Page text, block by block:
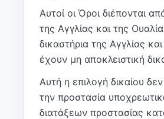
Αυτοί οι Όροι διέπονται
της Αγγλίας και της
δικαστήρια της Αγγλίας
έχουν μη αποκλειστική
Αυτή η επιλογή δικαίου
την προστασία
διατάξεων προστασίας